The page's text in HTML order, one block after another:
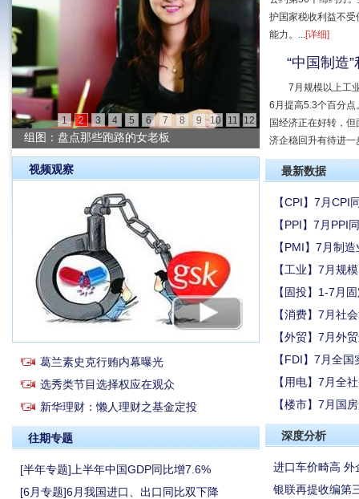
组图：盘点那些跑路的女老板
1 2 3 4 5 6 7 8 9 10 11 12
视频观察
葛兰素史克行贿内幕曝光
选秀类节目选择权应在观众
新华理财：懒人理财之基金定投
往期专题
[半年专题]上半年中国GDP同比增7.6%
[6月专题]6月我国进口、出口同比双下降
护国家税收利益不
能力。...[详细]
“中国制造
7月规模以上工
6月提高5.3个百分点
国经济正在好转，
济企稳回升有待进一
最新数据
【CPI】7月CPI
【PPI】7月PPI
【PMI】7月制
【工业】7月规
【固投】1-7月
【消费】7月社
【外贸】7月外
【FDI】7月全
【用电】7月全
【楼市】7月国
深度分析
进口车价畸高 外
银联再提收编第